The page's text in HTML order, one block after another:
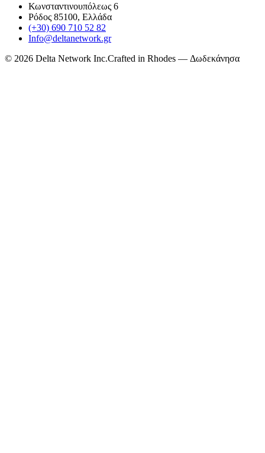
Κωνσταντινουπόλεως 6
Ρόδος 85100, Ελλάδα
(+30) 690 710 52 82
Info@deltanetwork.gr
© 2026 Delta Network Inc.Crafted in Rhodes — Δωδεκάνησα